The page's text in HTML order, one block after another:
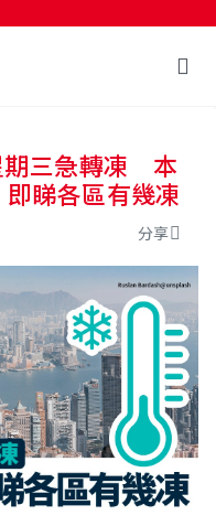
期三急轉凍 本
睇各區有幾凍
分享